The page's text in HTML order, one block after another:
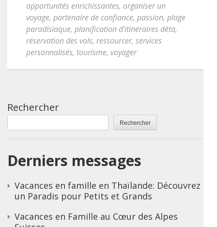
opportunités enrichissantes, organiser un
voyage, partenaire de confiance, passion, plage
paradisiaque, planification d'itinéraires déta,
réservation des vols, ressourcer, services
personnalisés, tourisme, voyager
Rechercher
Rechercher
Derniers messages
Vacances en famille en Thaïlande: Découvrez
un Paradis pour Petits et Grands
Vacances en Famille au Cœur des Alpes